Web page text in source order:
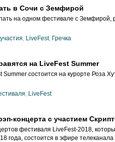
в Сочи с Земфирой
на одном фестивале с Земфирой,
LiveFest, Гречка
на LiveFest Summer
состоится на курорте Роза
LiveFest
концерта с участием
фестиваля LiveFest-2018,
года, состоится в эфире